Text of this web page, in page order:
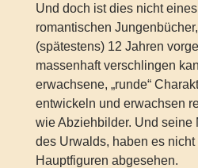
Und doch ist dies nicht
romantischen
(spätestens) 12 Jahren
massenhaft verschlingen
erwachsene, „runde“
entwickeln und erwachsen
wie Abziehbilder. Und seine
des Urwalds, haben es nicht
Hauptfiguren abgesehen.